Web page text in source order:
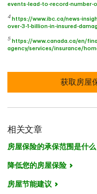
events-lead-to-record-number-
4 https://www.ibc.ca/news-
over-3-1-billion-in-insured-
5 https://www.canada.ca/en/
agency/services/insurance/
获取房屋
相关文章
房屋保险的承保范围是什么
降低您的房屋保险
房屋节能建议